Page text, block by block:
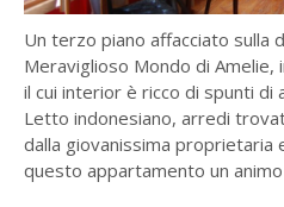
Un terzo piano affacciato sulla
Meraviglioso Mondo di Amelie,
il cui interior è ricco di spunti di
Letto indonesiano, arredi
dalla giovanissima proprietaria
questo appartamento un